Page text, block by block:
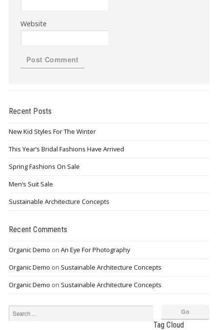
Website
Recent Posts
New Kid Styles For The Winter
This Year’s Bridal Fashions Have Arrived
Spring Fashions On Sale
Men’s Suit Sale
Sustainable Architecture Concepts
Recent Comments
Organic Demo on An Eye For Photography
Organic Demo on Sustainable Architecture Concepts
Organic Demo on Sustainable Architecture Concepts
Tag Cloud